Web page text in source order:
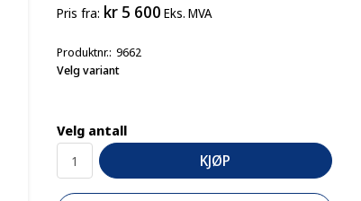
Pris fra kr 5 600 Eks. MVA
Produktnr. 9662
Velg variant
Velg antall
KJØP